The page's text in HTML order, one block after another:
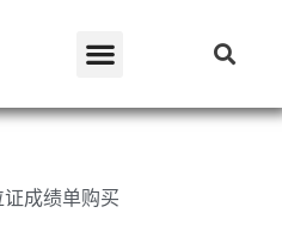
成绩单购买